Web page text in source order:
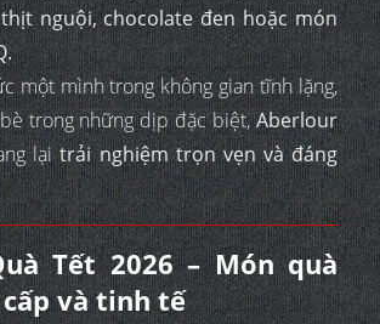
nguội, chocolate đen hoặc món
một mình trong không gian tĩnh lặng,
trong những dịp đặc biệt,Aberlour
lạitrải nghiệm trọn vẹn và đáng
Tết 2026 – Món quà
và tinh tế